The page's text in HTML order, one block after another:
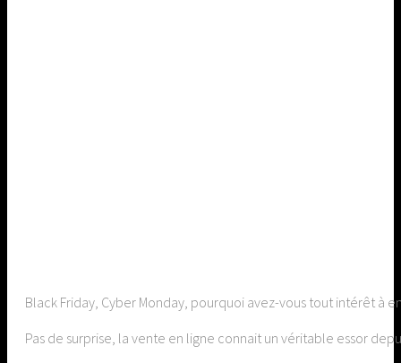
Black Friday, Cyber Monday, pourquoi avez-vous tout intérêt à
Pas de surprise, la vente en ligne connait un véritable essor